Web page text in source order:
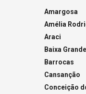
Amargosa
Amélia
Araci
Baixa Grande
Barrocas
Cansanção
Conceição